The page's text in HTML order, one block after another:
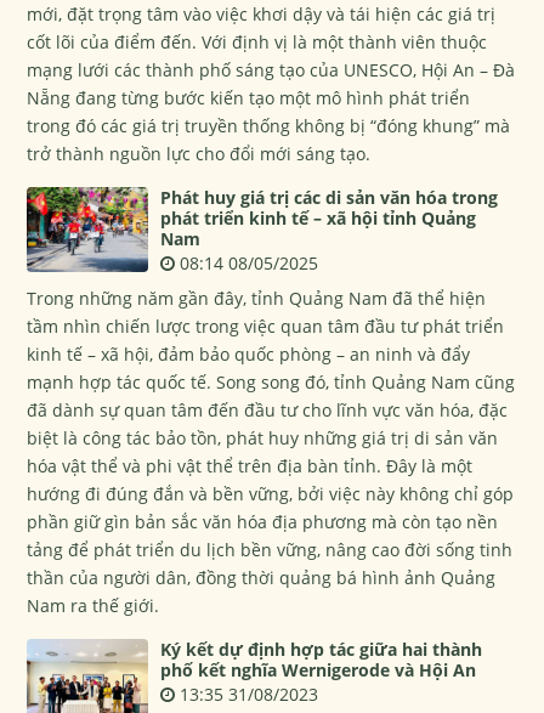
mới, đặt trọng tâm vào việc khơi dậy và tái hiện các giá trị
cốt lõi của điểm đến. Với định vị là một thành viên thuộc
mạng lưới các thành phố sáng tạo của UNESCO, Hội An – Đà
Nẵng đang từng bước kiến tạo một mô hình phát triển
trong đó các giá trị truyền thống không bị “đóng khung” mà
trở thành nguồn lực cho đổi mới sáng tạo.
Phát huy giá trị các di sản văn hóa trong
phát triển kinh tế – xã hội tỉnh Quảng
Nam
08:14 08/05/2025
Trong những năm gần đây, tỉnh Quảng Nam đã thể hiện
tầm nhìn chiến lược trong việc quan tâm đầu tư phát triển
kinh tế – xã hội, đảm bảo quốc phòng – an ninh và đẩy
mạnh hợp tác quốc tế. Song song đó, tỉnh Quảng Nam cũng
đã dành sự quan tâm đến đầu tư cho lĩnh vực văn hóa, đặc
biệt là công tác bảo tồn, phát huy những giá trị di sản văn
hóa vật thể và phi vật thể trên địa bàn tỉnh. Đây là một
hướng đi đúng đắn và bền vững, bởi việc này không chỉ góp
phần giữ gìn bản sắc văn hóa địa phương mà còn tạo nền
tảng để phát triển du lịch bền vững, nâng cao đời sống tinh
thần của người dân, đồng thời quảng bá hình ảnh Quảng
Nam ra thế giới.
Ký kết dự định hợp tác giữa hai thành
phố kết nghĩa Wernigerode và Hội An
13:35 31/08/2023